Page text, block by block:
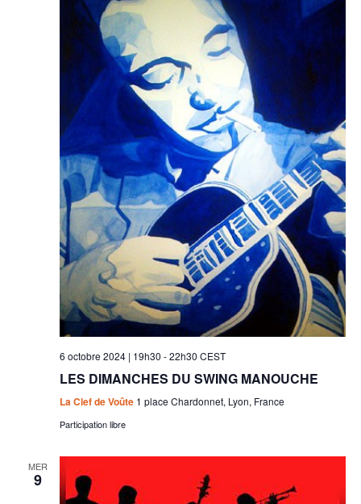
6 octobre 2024 | 19h30 -22h30 CEST
LES DIMANCHES DU SWING MANOUCHE
La Clef de Voûte 1 place Chardonnet, Lyon, France
Participation libre
MER
9